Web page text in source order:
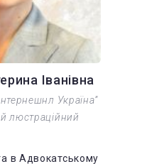
Іванівна
Україна”
люстраційний
в Адвокатському